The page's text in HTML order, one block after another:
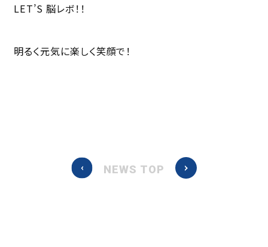
LET’S 脳レボ！！
明るく元気に楽しく笑顔で！
NEWS TOP